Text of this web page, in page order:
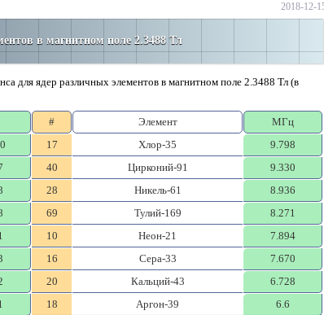
2018-12-
в магнитном поле 2.3488 Тл
для ядер различных элементов в магнитном поле 2.3488 Тл (в
# Элемент
МГц
17 Хлор-35
9.798
40 Цирконий-91
9.330
28 Никель-61
8.936
69 Тулий-169
8.271
10 Неон-21
7.894
16 Сера-33
7.670
20 Кальций-43
6.728
18 Аргон-39
6.6